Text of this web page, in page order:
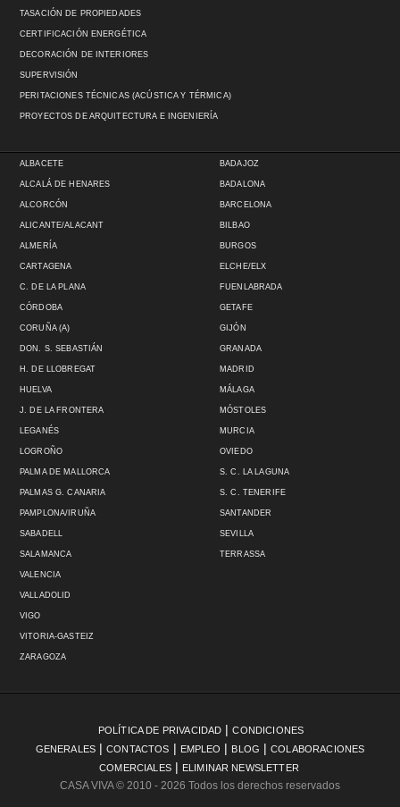
TASACIÓN DE PROPIEDADES
CERTIFICACIÓN ENERGÉTICA
DECORACIÓN DE INTERIORES
SUPERVISIÓN
PERITACIONES TÉCNICAS (ACÚSTICA Y TÉRMICA)
PROYECTOS DE ARQUITECTURA E INGENIERÍA
ALBACETE
ALCALÁ DE HENARES
ALCORCÓN
ALICANTE/ALACANT
ALMERÍA
BADAJOZ
BADALONA
BARCELONA
BILBAO
BURGOS
CARTAGENA
C. DE LA PLANA
CÓRDOBA
CORUÑA (A)
DON. S. SEBASTIÁN
ELCHE/ELX
FUENLABRADA
GETAFE
GIJÓN
GRANADA
H. DE LLOBREGAT
HUELVA
J. DE LA FRONTERA
LEGANÉS
LOGROÑO
MADRID
MÁLAGA
MÓSTOLES
MURCIA
OVIEDO
PALMA DE MALLORCA
PALMAS G. CANARIA
PAMPLONA/IRUÑA
SABADELL
SALAMANCA
S. C. LA LAGUNA
S. C. TENERIFE
SANTANDER
SEVILLA
TERRASSA
VALENCIA
VALLADOLID
VIGO
VITORIA-GASTEIZ
ZARAGOZA
POLÍTICA DE PRIVACIDAD | CONDICIONES
GENERALES | CONTACTOS | EMPLEO | BLOG | COLABORACIONES
COMERCIALES | ELIMINAR NEWSLETTER
CASA VIVA© 2010 - 2026 Todos los derechos reservados